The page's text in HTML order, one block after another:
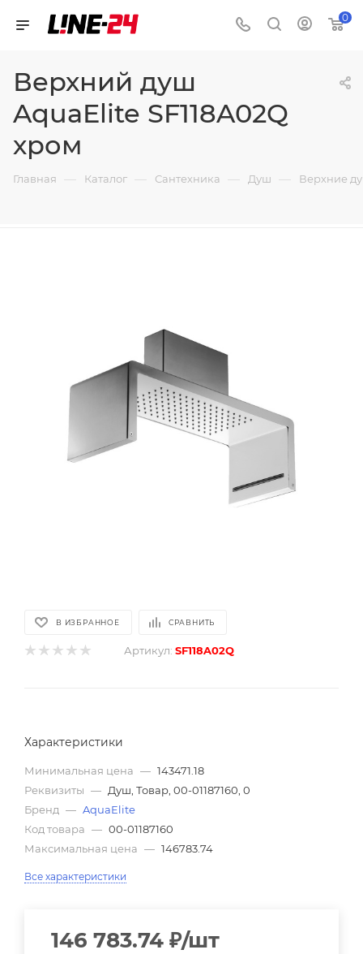
0
Верхний душ
AquaElite SF118A02Q
хром
Главная — Каталог — Сантехника — Душ — Верхние
В ИЗБРАННОЕ СРАВНИТЬ
Артикул: SF118A02Q
Характеристики
Минимальная цена — 143471.18
Реквизиты — Душ, Товар, 00-01187160, 0
Бренд — AquaElite
Код товара — 00-01187160
Максимальная цена — 146783.74
Все характеристики
146 783.74 ₽/шт